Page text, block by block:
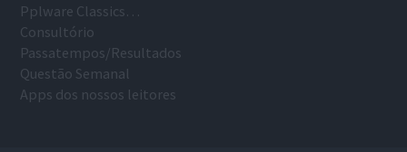
Pplware Classics…
Consultório
Passatempos/Resultados
Questão Semanal
Apps dos nossos leitores